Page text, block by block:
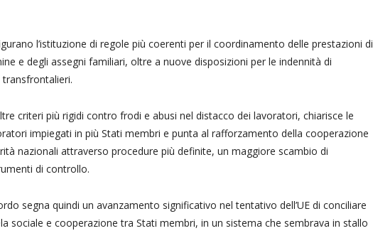
l’istituzione di regole più coerenti per il coordinamento delle prestazioni di
e degli assegni familiari, oltre a nuove disposizioni per le indennità di
criteri più rigidi contro frodi e abusi nel distacco dei lavoratori, chiarisce le
impiegati in più Stati membri e punta al rafforzamento della cooperazione
nazionali attraverso procedure più definite, un maggiore scambio di
di controllo.
segna quindi un avanzamento significativo nel tentativo dell’UE di conciliare
sociale e cooperazione tra Stati membri, in un sistema che sembrava in stallo